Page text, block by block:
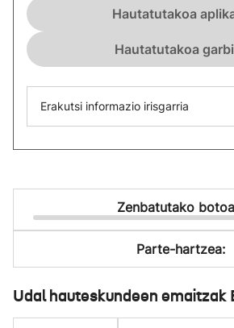
Hautatutakoa
Hautatutakoa
Erakutsi informazio irisgarria
Zenbatutako
Parte-hartzea:
Udal hauteskundeen emaitzak